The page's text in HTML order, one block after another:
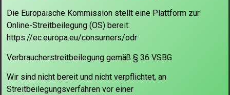
Die Europäische Kommission stellt eine Plattform zur
Online-Streitbeilegung (OS) bereit:
https://ec.europa.eu/consumers/odr
Verbraucherstreitbeilegung gemäß § 36 VSBG
Wir sind nicht bereit und nicht verpflichtet, an
Streitbeilegungsverfahren vor einer